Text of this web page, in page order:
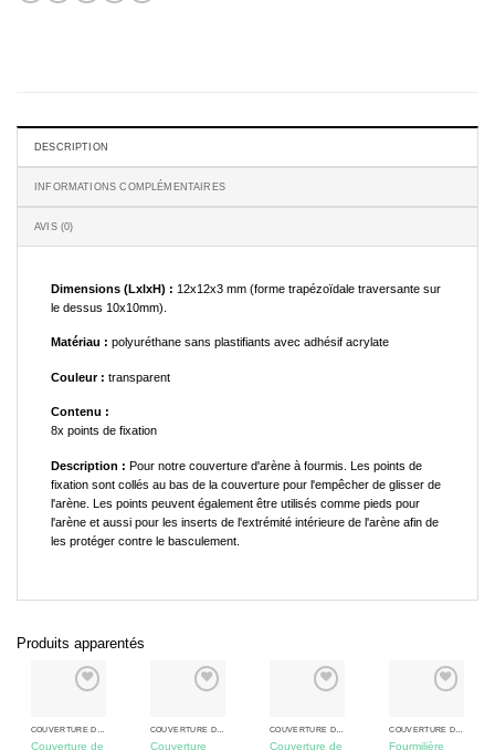
DESCRIPTION
INFORMATIONS COMPLÉMENTAIRES
AVIS (0)
Dimensions (LxlxH) : 12x12x3 mm (forme trapézoïdale traversante sur
le dessus 10x10mm).
Matériau : polyuréthane sans plastifiants avec adhésif acrylate
Couleur : transparent
Contenu :
8x points de fixation
Description : Pour notre couverture d'arène à fourmis. Les points de
fixation sont collés au bas de la couverture pour l'empêcher de glisser de
l'arène. Les points peuvent également être utilisés comme pieds pour
l'arène et aussi pour les inserts de l'extrémité intérieure de l'arène afin de
les protéger contre le basculement.
Produits apparentés
Couverture de Couverture Couverture de Fourmilière